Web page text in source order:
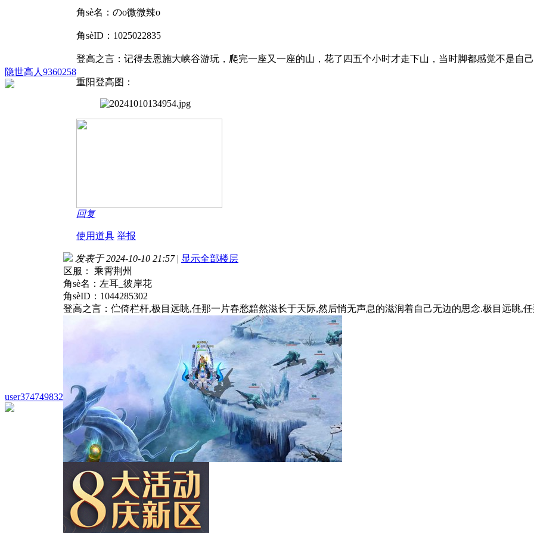
隐世高人9360258
角sè名：のo微微辣o
角sèID：1025022835
登高之言：记得去恩施大峡谷游玩，爬完一座又一座的山，花了四五个小时才走下山，当时脚都感觉不是自
重阳登高图：
回复
使用道具 举报
user374749832
发表于 2024-10-10 21:57 | 显示全部楼层
区服： 乘霄荆州
角sè名：左耳_彼岸花
角sèID：1044285302
登高之言：伫倚栏杆,极目远眺,任那一片春愁黯然滋长于天际,然后悄无声息的滋润着自己无边的思念.极目远眺,